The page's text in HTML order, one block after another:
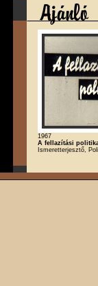
1967
A fellazítási
Ismeretterjesztő,